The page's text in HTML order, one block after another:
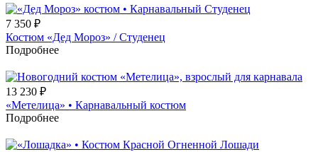
7 350 ₽
Костюм «Дед Мороз» / Студенец
Подробнее
13 230 ₽
«Метелица» • Карнавальный костюм
Подробнее